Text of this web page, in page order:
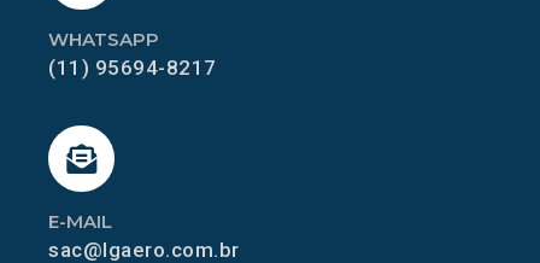
E-MAIL
sac@lgaero.com.br
WHATSAPP
(11) 95694-8217